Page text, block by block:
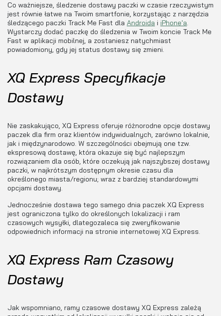
Co ważniejsze, śledzenie dostawy paczki w czasie rzeczywistym
jest równie łatwe na Twoim smartfonie, korzystając z narzędzia
śledzącego paczki Track Me Fast dla Androida i iPhone'a.
Wystarczy dodać paczkę do śledzenia w Twoim koncie Track Me
Fast w aplikacji mobilnej, a zostaniesz natychmiast
powiadomiony, gdy jej status dostawy się zmieni.
XQ Express Specyfikacje
Dostawy
Nie zaskakująco, XQ Express oferuje różnorodne opcje dostawy
paczek dla firm oraz klientów indywidualnych, zarówno lokalnie,
jak i międzynarodowo. W szczególności obejmują one tzw.
ekspresową dostawę, która okazuje się być najlepszym
rozwiązaniem dla osób, które oczekują jak najszybszej dostawy
paczki, w najkrótszym dostępnym okresie czasu dla
określonego miasta/regionu; wraz z bardziej standardowymi
opcjami dostawy.
Jednocześnie dostawa tego samego dnia paczek XQ Express
jest ograniczona tylko do określonych lokalizacji i ram
czasowych wysyłki, dlategozaleca się zweryfikowanie
odpowiednich informacji na stronie internetowej XQ Express.
XQ Express Ram Czasowy
Dostawy
Jak wspomniano, ramy czasowe dostawy XQ Express zależą